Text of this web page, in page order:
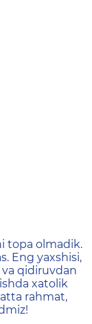
topa olmadik.
Eng yaxshisi,
qidiruvdan
xatolik
rahmat,